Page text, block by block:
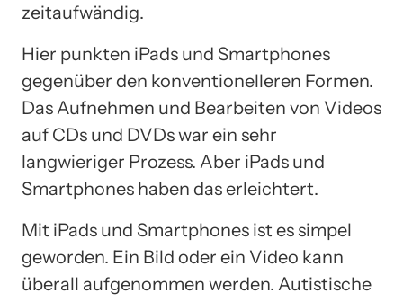
zeitaufwändig.
Hier punkten iPads und Smartphones
gegenüber den konventionelleren Formen.
Das Aufnehmen und Bearbeiten von Videos
auf CDs und DVDs war ein sehr
langwieriger Prozess. Aber iPads und
Smartphones haben das erleichtert.
Mit iPads und Smartphones ist es simpel
geworden. Ein Bild oder ein Video kann
überall aufgenommen werden. Autistische